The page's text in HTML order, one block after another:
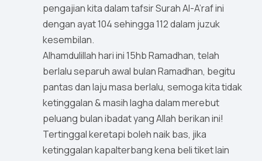
pengajian kita dalam tafsir Surah Al-A’raf ini
dengan ayat 104 sehingga 112 dalam juzuk
kesembilan.
Alhamdulillah hari ini 15hb Ramadhan, telah
berlalu separuh awal bulan Ramadhan, begitu
pantas dan laju masa berlalu, semoga kita tidak
ketinggalan & masih lagha dalam merebut
peluang bulan ibadat yang Allah berikan ini!
Tertinggal keretapi boleh naik bas, jika
ketinggalan kapalterbang kena beli tiket lain